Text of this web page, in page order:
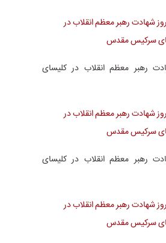
رهبر معظم انقلاب در کلیسای
رهبر معظم انقلاب در کلیسای